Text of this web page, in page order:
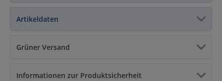
Artikeldaten
Grüner Versand
Informationen zur Produktsicherheit